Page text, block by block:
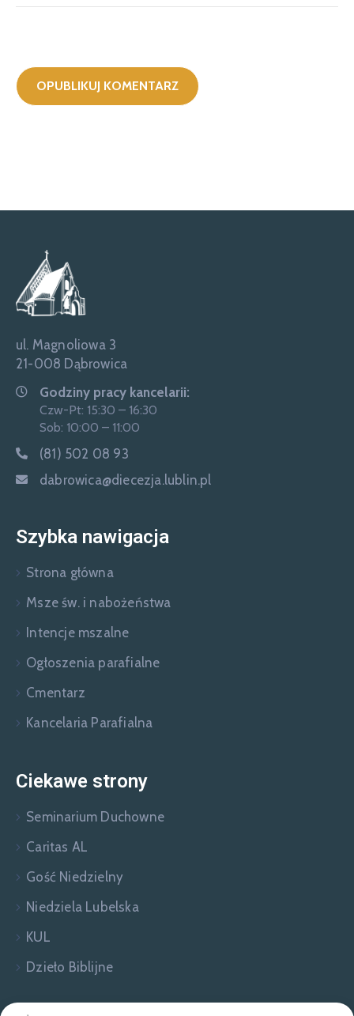
ul. Magnoliowa 3
21-008 Dąbrowica
Godziny pracy kancelarii:
Czw-Pt: 15:30 – 16:30
Sob: 10:00 – 11:00
(81) 502 08 93
dabrowica@diecezja.lublin.pl
Szybka nawigacja
Strona główna
Msze św. i nabożeństwa
Intencje mszalne
Ogłoszenia parafialne
Cmentarz
Kancelaria Parafialna
Ciekawe strony
Seminarium Duchowne
Caritas AL
Gość Niedzielny
Niedziela Lubelska
KUL
Dzieło Biblijne